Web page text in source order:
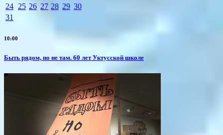
24 25 26 27 28 29 30
31
10:00
Быть рядом, но не там. 60 лет Уктусской школе